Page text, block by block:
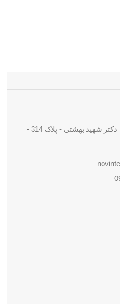
ایران - اصفهان - شهرضا - خیابان دکتر شهید بهشتی - پلاک 314 -